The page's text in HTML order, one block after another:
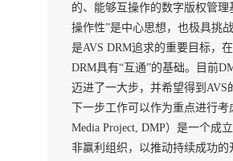
的、能够互操作的数字版权管理
操作性”是中心思想，也极具挑
是AVS DRM追求的重要目标，
DRM具有“互通”的基础。目前
迈进了一大步，并希望得到AVS
下一步工作可以作为重点进行
Media Project, DMP）是一个成
非赢利组织，以推动持续成功的